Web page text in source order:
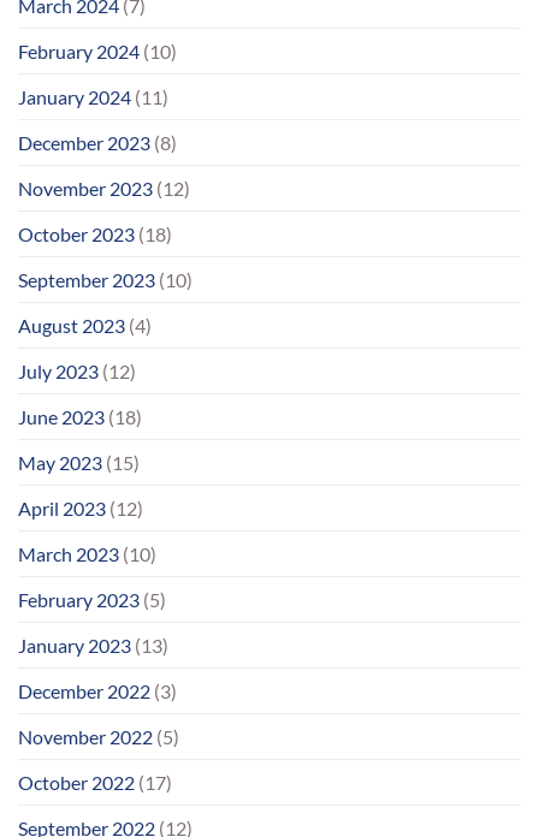
March 2024 (7)
February 2024 (10)
January 2024 (11)
December 2023 (8)
November 2023 (12)
October 2023 (18)
September 2023 (10)
August 2023 (4)
July 2023 (12)
June 2023 (18)
May 2023 (15)
April 2023 (12)
March 2023 (10)
February 2023 (5)
January 2023 (13)
December 2022 (3)
November 2022 (5)
October 2022 (17)
September 2022 (12)